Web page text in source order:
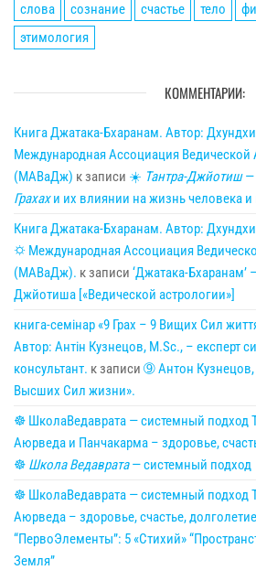
слова
сознание счастье тело
этимология
КОММЕНТАРИИ:
Книга Джатака-Бхаранам. Автор:
Международная Ассоциация
(МАВаДж) к записи ☀ Тантра-Джйотиш—
Грахахи их влиянии на жизнь человека
Книга Джатака-Бхаранам. Автор:
🌣 Международная Ассоциация
(МАВаДж). к записи ‘Джатака-Бхаранам’
Джйотиша [«Ведической астрологии»]
книга-семінар «9 Грах – 9 Вищих Сил
Автор: Антін Кузнецов, M.Sc., – експерт
консультант. к записи ➈ Антон Кузнецов,
Высших Сил жизни».
☸ ШколаВедаврата — системный подход
Аюрведа и Панчакарма – здоровье,
☸ Школа Ведаврата— системный подход
☸ ШколаВедаврата — системный подход
Аюрведа – здоровье, счастье,
“ПервоЭлементы”: 5 «Стихий»
Земля”